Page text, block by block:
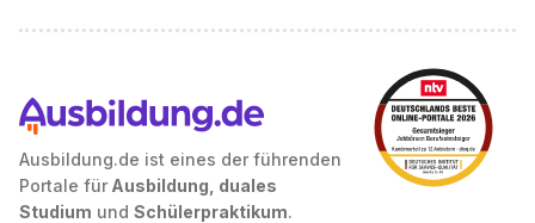
Ausbildung.de ist eines der führenden
Portale für Ausbildung, duales
Studium und Schülerpraktikum.